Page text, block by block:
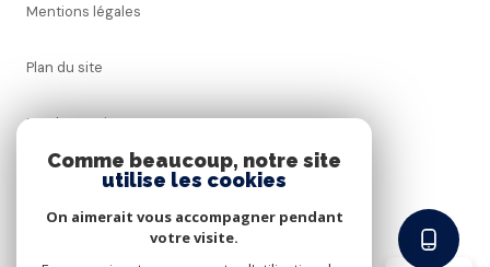
Mentions légales
Plan du site
Nos honoraires
Comme beaucoup, notre site
utilise les cookies
On aimerait vous accompagner pendant
votre visite.